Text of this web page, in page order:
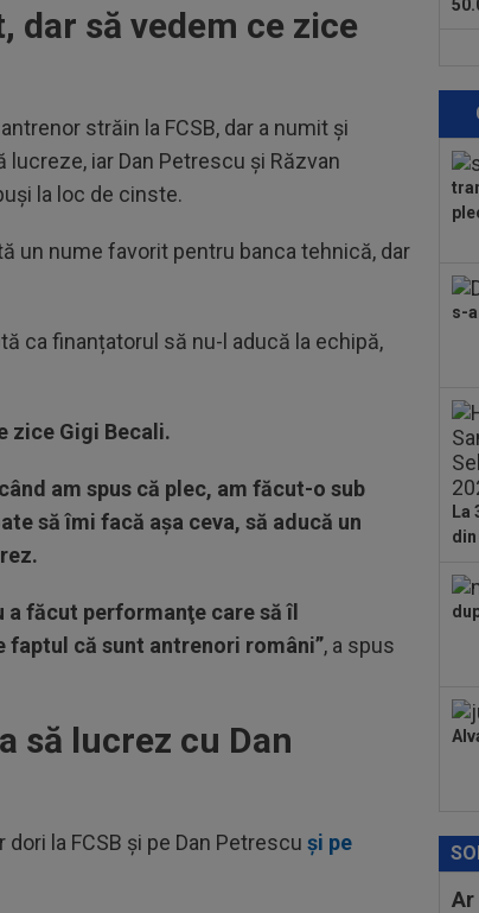
dar să vedem ce zice
străin la FCSB, dar a numit și
iar Dan Petrescu și Răzvan
la loc de cinste.
un nume favorit pentru banca tehnică, dar
ca finanțatorul să nu-l aducă la echipă,
zice Gigi Becali.
am spus că plec, am făcut-o sub
să îmi facă aşa ceva, să aducă un
a făcut performanţe care să îl
faptul că sunt antrenori români”, a spus
să lucrez cu Dan
la FCSB și pe Dan Petrescu și pe
a
i-a
ce
s-
La
Ar